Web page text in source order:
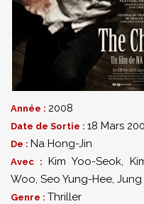
Année : 2008
Date de Sortie : 18 Mars
De : Na Hong-Jin
Avec : Kim Yoo-Seok,
Woo, Seo Yung-Hee, Jung
Genre : Thriller